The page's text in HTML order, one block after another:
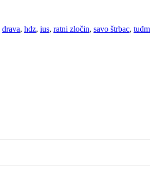
drava, hdz, ius, ratni zločin, savo štrbac,